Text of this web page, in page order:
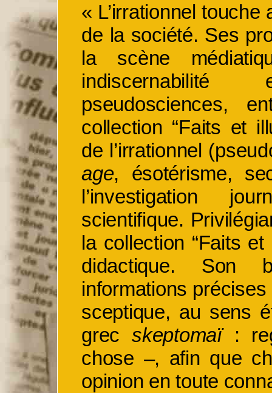
« L’irrationnel touche
de la société. Ses
la scène
pseudosciences,
collection “Faits et
de l’irrationnel
age, ésotérisme,
l’investigation
scientifique.
la collection “Faits
didactique. Son
informations
sceptique, au sens
grecskeptomaï:
chose –, afin que
opinion en toute